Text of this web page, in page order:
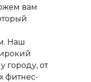
вам
Наш
городу, от
фитнес-